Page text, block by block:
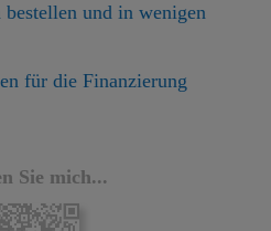
und in wenigen
für die Finanzierung
Sie mich...